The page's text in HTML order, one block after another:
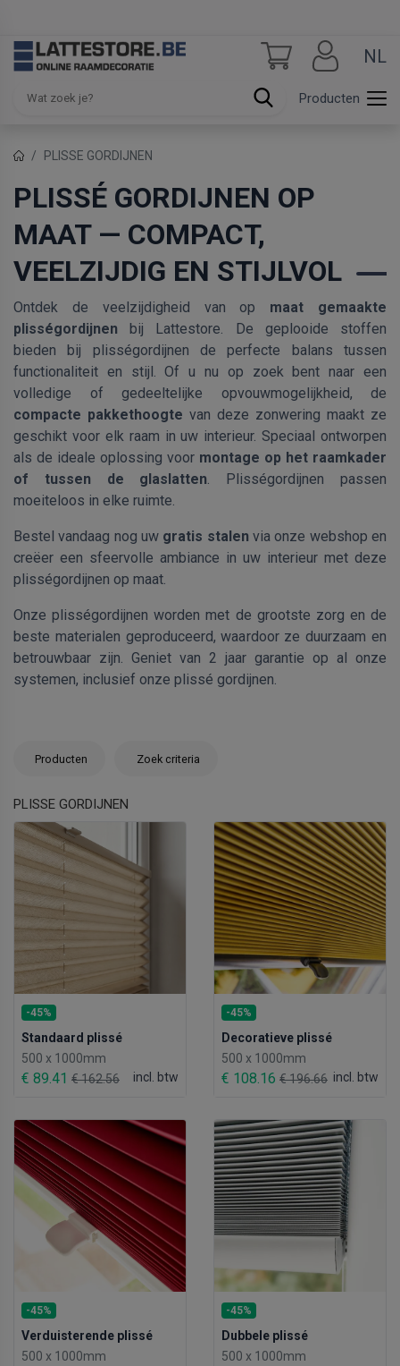
Producten
NL
PLISSE GORDIJNEN
PLISSÉ GORDIJNEN OP
MAAT — COMPACT,
VEELZIJDIG EN STIJLVOL
Ontdek de veelzijdigheid van op maat gemaakte
plisségordijnen bij Lattestore. De geplooide stoffen
bieden bij plisségordijnen de perfecte balans tussen
functionaliteit en stijl. Of u nu op zoek bent naar een
volledige of gedeeltelijke opvouwmogelijkheid, de
compacte pakkethoogte van deze zonwering maakt ze
geschikt voor elk raam in uw interieur. Speciaal ontworpen
als de ideale oplossing voor montage op het raamkader
of tussen de glaslatten. Plisségordijnen passen
moeiteloos in elke ruimte.
Bestel vandaag nog uw gratis stalen via onze webshop en
creëer een sfeervolle ambiance in uw interieur met deze
plisségordijnen op maat.
Onze plisségordijnen worden met de grootste zorg en de
beste materialen geproduceerd, waardoor ze duurzaam en
betrouwbaar zijn. Geniet van 2 jaar garantie op al onze
systemen, inclusief onze plissé gordijnen.
Producten Zoek criteria
PLISSE GORDIJNEN
-45%
Standaard plissé
500 x 1000mm
€ 89.41 € 162.56 incl. btw
-45%
Decoratieve plissé
500 x 1000mm
€ 108.16 € 196.66 incl. btw
-45%
Verduisterende plissé
500 x 1000mm
-45%
Dubbele plissé
500 x 1000mm